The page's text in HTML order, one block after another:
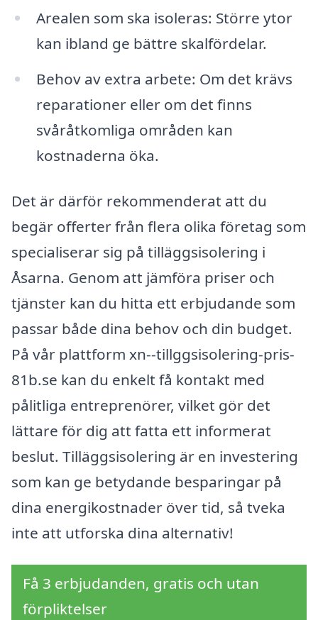
Arealen som ska isoleras: Större ytor
kan ibland ge bättre skalfördelar.
Behov av extra arbete: Om det krävs
reparationer eller om det finns
svåråtkomliga områden kan
kostnaderna öka.
Det är därför rekommenderat att du
begär offerter från flera olika företag som
specialiserar sig på tilläggsisolering i
Åsarna. Genom att jämföra priser och
tjänster kan du hitta ett erbjudande som
passar både dina behov och din budget.
På vår plattform xn--tillggsisolering-pris-
81b.se kan du enkelt få kontakt med
pålitliga entreprenörer, vilket gör det
lättare för dig att fatta ett informerat
beslut. Tilläggsisolering är en investering
som kan ge betydande besparingar på
dina energikostnader över tid, så tveka
inte att utforska dina alternativ!
Få 3 erbjudanden, gratis och utan
förpliktelser